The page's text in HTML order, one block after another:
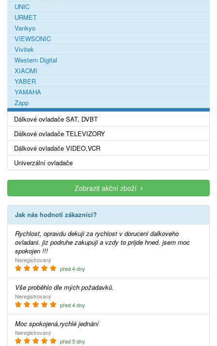
UNIC
URMET
Vankyo
VIEWSONIC
Vivitek
Western Digital
XIAOMI
YABER
YAMAHA
Zapp
Dálkové ovladače SAT, DVBT
Dálkové ovladače TELEVIZORY
Dálkové ovladače VIDEO,VCR
Univerzální ovladače
Zobrazit akční zboží
Jak nás hodnotí zákazníci?
Rychlost, opravdu dekuji za rychlost v doruceni dalkoveho
ovladani. jiz podruhe zakupuji a vzdy to prijde hned. jsem moc
spokojen !!!
Neregistrovaný
před 4 dny
Vše proběhlo dle mých požadavků.
Neregistrovaný
před 4 dny
Moc spokojená,rychlé jednání
Neregistrovaný
před 5 dny